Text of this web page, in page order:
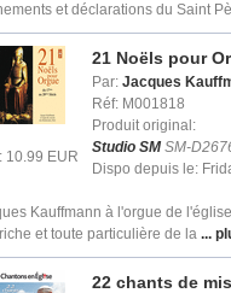
et déclarations du Saint
10.99 EUR
21 Noëls pour
Par: Jacques
Réf: M001818
Produit original:
Studio SM SM-
Dispo depuis le:
Kauffmann à l'orgue de
et toute particulière de la ...
22 chants de